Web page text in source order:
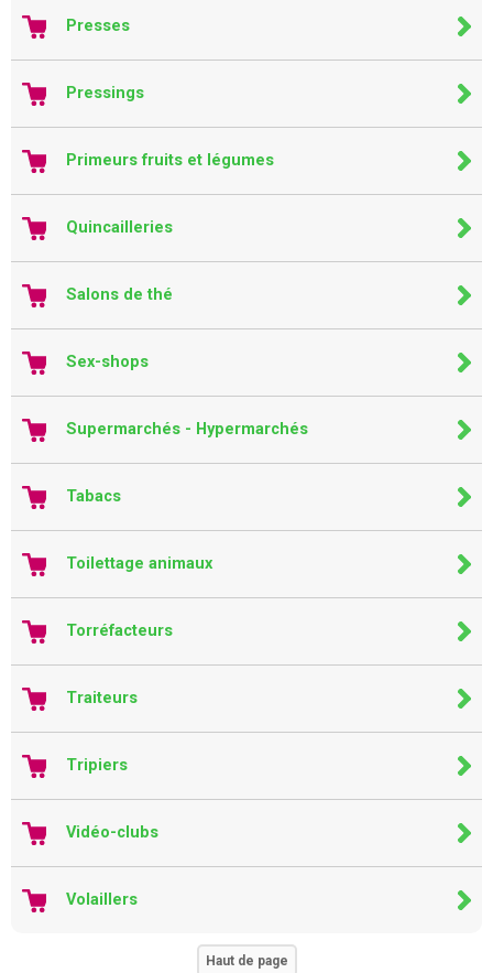
Presses
Pressings
Primeurs fruits et légumes
Quincailleries
Salons de thé
Sex-shops
Supermarchés - Hypermarchés
Tabacs
Toilettage animaux
Torréfacteurs
Traiteurs
Tripiers
Vidéo-clubs
Volaillers
Haut de page